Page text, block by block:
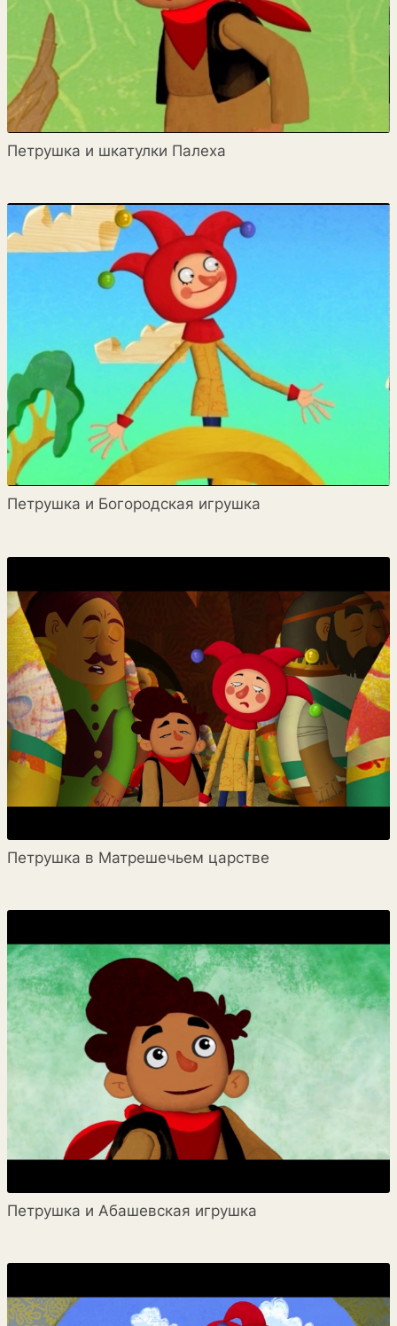
Петрушка и шкатулки Палеха
Петрушка и Богородская игрушка
Петрушка в Матрешечьем царстве
Петрушка и Абашевская игрушка